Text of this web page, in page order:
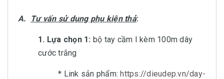
A. Tư vấn sử dụng phụ kiện thả:
1. Lựa chọn 1: bộ tay cầm I kèm 100m dây
cước trắng
* Link sản phẩm:https://dieudep.vn/day-